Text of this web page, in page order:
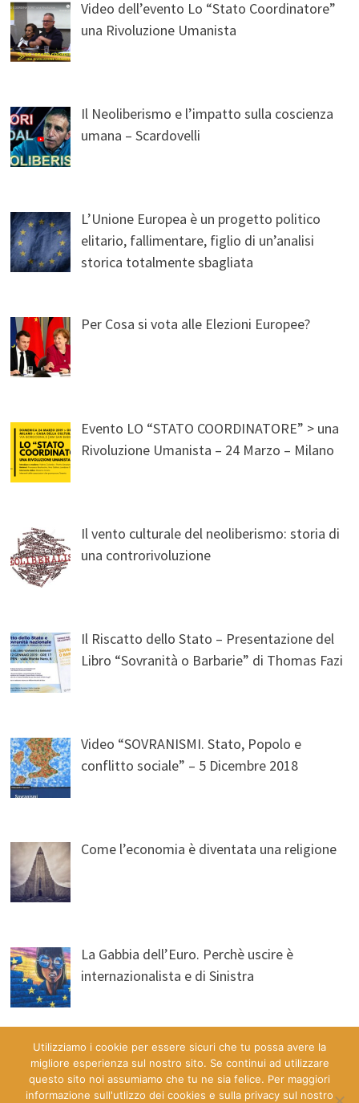
Video dell’evento Lo “Stato Coordinatore”
una Rivoluzione Umanista
Il Neoliberismo e l’impatto sulla coscienza
umana – Scardovelli
L’Unione Europea è un progetto politico
elitario, fallimentare, figlio di un’analisi
storica totalmente sbagliata
Per Cosa si vota alle Elezioni Europee?
Evento LO “STATO COORDINATORE” > una
Rivoluzione Umanista – 24 Marzo – Milano
Il vento culturale del neoliberismo: storia di
una controrivoluzione
Il Riscatto dello Stato – Presentazione del
Libro “Sovranità o Barbarie” di Thomas Fazi
Video “SOVRANISMI. Stato, Popolo e
conflitto sociale” – 5 Dicembre 2018
Come l’economia è diventata una religione
La Gabbia dell’Euro. Perchè uscire è
internazionalista e di Sinistra
Utilizziamo i cookie per essere sicuri che tu possa avere la
migliore esperienza sul nostro sito. Se continui ad utilizzare
questo sito noi assumiamo che tu ne sia felice. Per maggiori
informazione sull'utlizzo dei cookies e sulla privacy sul nostro